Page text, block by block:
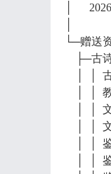
│ 2026
└─赠送
├─古
│ │ 古
│ │ 教
│ │ 文
│ │ 文
│ │ 鉴
│ │ 鉴